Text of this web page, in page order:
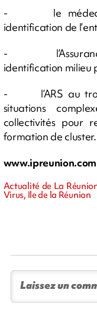
- le médecin
identification de
- l’Assurance
identification milieu
- l’ARS au
situations
collectivités pour
formation de cluster.
Actualité de La
Virus, Ile de la Réunion